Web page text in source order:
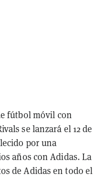
fútbol móvil con
se lanzará el 12 de
por una
años con Adidas. La
de Adidas en todo el